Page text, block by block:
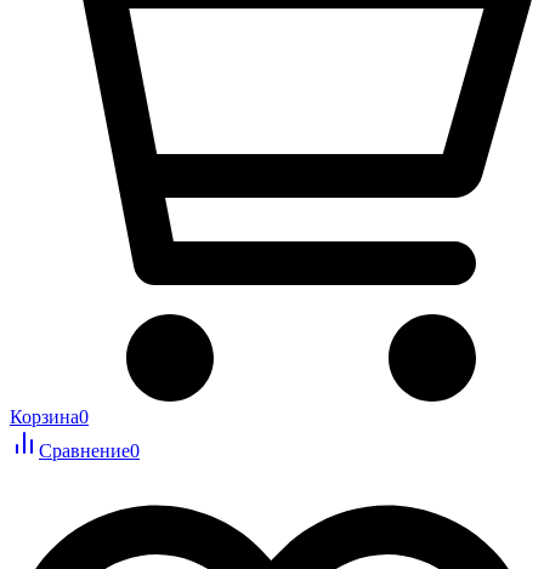
Корзина0
Сравнение0